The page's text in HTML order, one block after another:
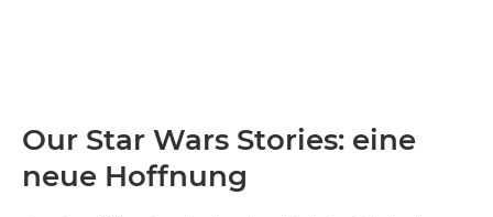
Our Star Wars Stories: eine
neue Hoffnung